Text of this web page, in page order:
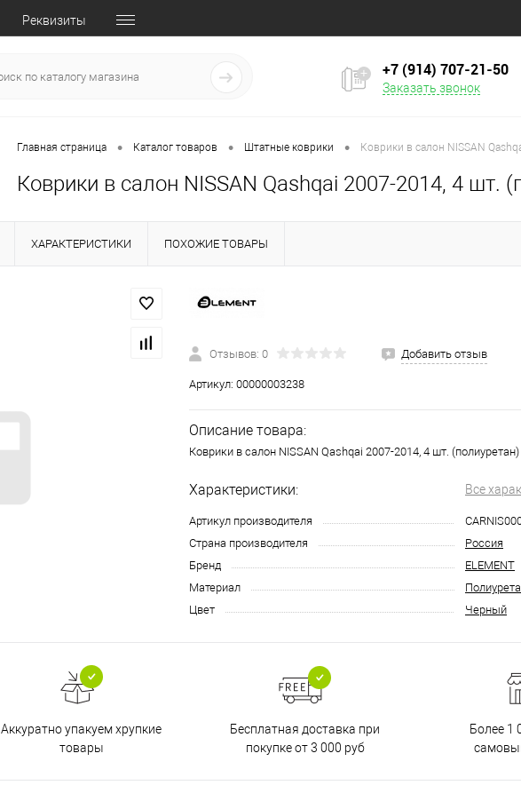
Реквизиты
+7 (914) 707‒21‒50
Заказать звонок
Главная страница • Каталог товаров • Штатные коврики • Коврики в салон NISSAN
Коврики в салон NISSAN Qashqai 2007-2014, 4 шт.
ХАРАКТЕРИСТИКИ ПОХОЖИЕ ТОВАРЫ
Отзывов: 0 Добавить отзыв
Артикул: 00000003238
Описание товара:
Коврики в салон NISSAN Qashqai 2007-2014, 4 шт. (полиуретан)
Характеристики: Все
Артикул производителя
Страна производителя
Россия
Бренд
ELEMENT
Материал
Цвет
Черный
Аккуратно упакуем хрупкие
товары
Бесплатная доставка при
покупке от 3 000 руб
Более 1